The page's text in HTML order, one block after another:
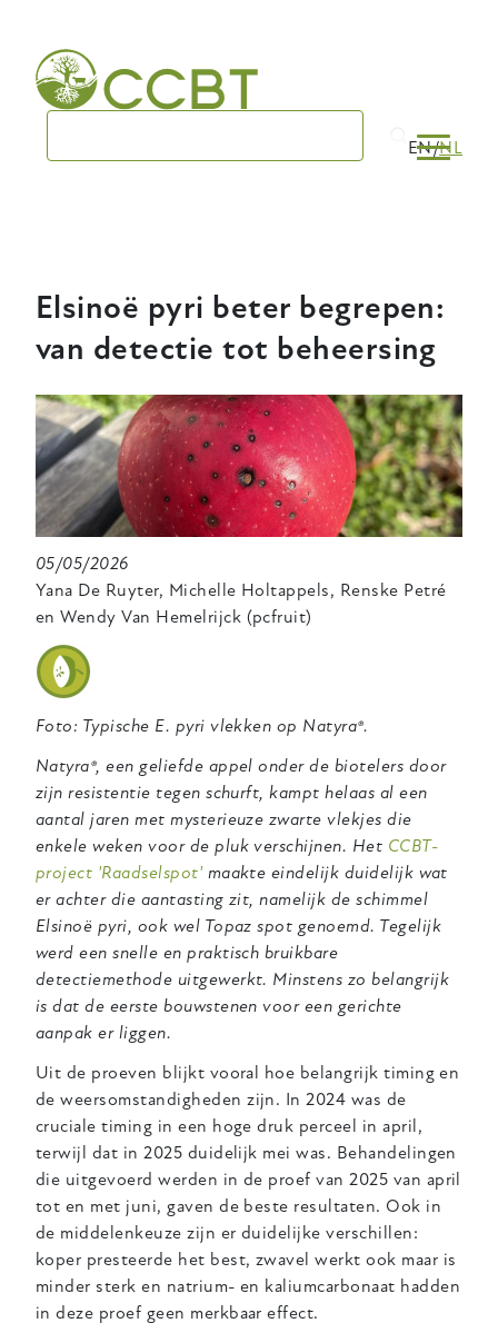
main
navigation
EN NL
Elsinoë pyri beter begrepen:
van detectie tot beheersing
05/05/2026
Yana De Ruyter, Michelle Holtappels, Renske Petré
en Wendy Van Hemelrijck (pcfruit)
Foto: Typische E. pyri vlekken op Natyra®.
Natyra®, een geliefde appel onder de biotelers door
zijn resistentie tegen schurft, kampt helaas al een
aantal jaren met mysterieuze zwarte vlekjes die
enkele weken voor de pluk verschijnen. Het CCBT-
project 'Raadselspot' maakte eindelijk duidelijk wat
er achter die aantasting zit, namelijk de schimmel
Elsinoë pyri, ook wel Topaz spot genoemd. Tegelijk
werd een snelle en praktisch bruikbare
detectiemethode uitgewerkt. Minstens zo belangrijk
is dat de eerste bouwstenen voor een gerichte
aanpak er liggen.
Uit de proeven blijkt vooral hoe belangrijk timing en
de weersomstandigheden zijn. In 2024 was de
cruciale timing in een hoge druk perceel in april,
terwijl dat in 2025 duidelijk mei was. Behandelingen
die uitgevoerd werden in de proef van 2025 van april
tot en met juni, gaven de beste resultaten. Ook in
de middelenkeuze zijn er duidelijke verschillen:
koper presteerde het best, zwavel werkt ook maar is
minder sterk en natrium- en kaliumcarbonaat hadden
in deze proef geen merkbaar effect.